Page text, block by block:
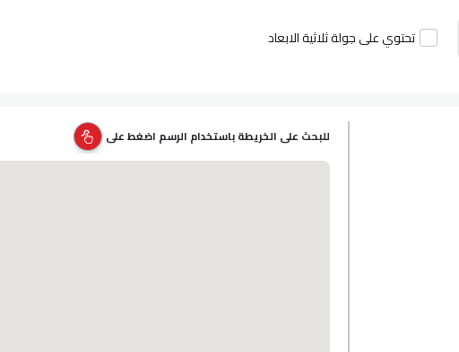
تحتوي على جولة ثلاثية الابعاد
للبحث على الخريطة باستخدام الرسم اضغط على